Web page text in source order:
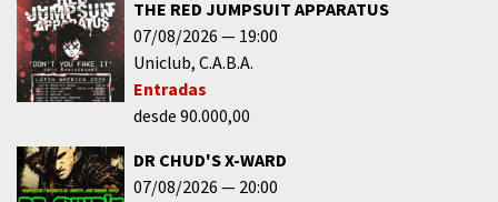
THE RED JUMPSUIT APPARATUS
07/08/2026
19:00
Uniclub C.A.B.A.
Entradas
desde 90.000,00
DR CHUD'S X-WARD
07/08/2026
20:00